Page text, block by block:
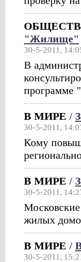
"Жилище"
30-5-2011,
В
В МИРЕ /
30-5-2011,
Кому
В МИРЕ /
30-5-2011,
Московские
жилых
В МИРЕ /
30-5-2011,